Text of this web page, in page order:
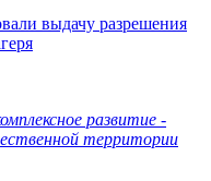
выдачу разрешения
развитие -
территории